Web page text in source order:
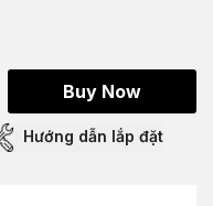
Buy Now
Hướng dẫn lắp đặt